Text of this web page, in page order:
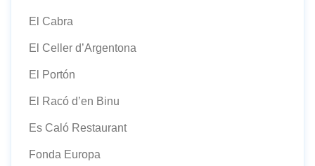
El Cabra
El Celler d’Argentona
El Portón
El Racó d’en Binu
Es Caló Restaurant
Fonda Europa